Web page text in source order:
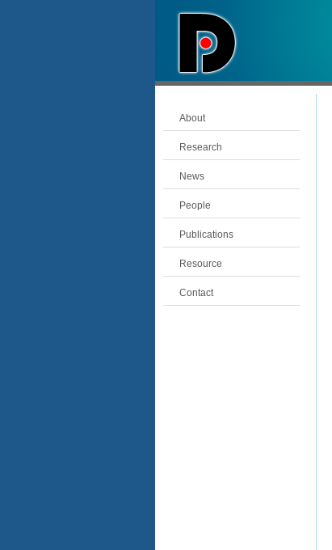
About
Research
News
People
Publications
Resource
Contact